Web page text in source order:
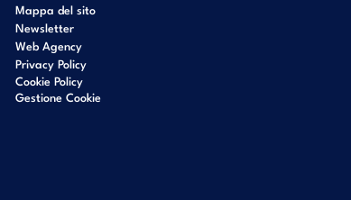
Mappa del sito
Newsletter
Web Agency
Privacy Policy
Cookie Policy
Gestione Cookie